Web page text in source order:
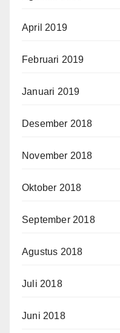
April 2019
Februari 2019
Januari 2019
Desember 2018
November 2018
Oktober 2018
September 2018
Agustus 2018
Juli 2018
Juni 2018